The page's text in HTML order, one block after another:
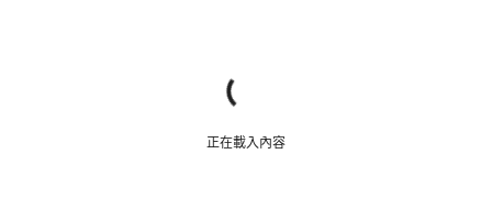
正在載入內容